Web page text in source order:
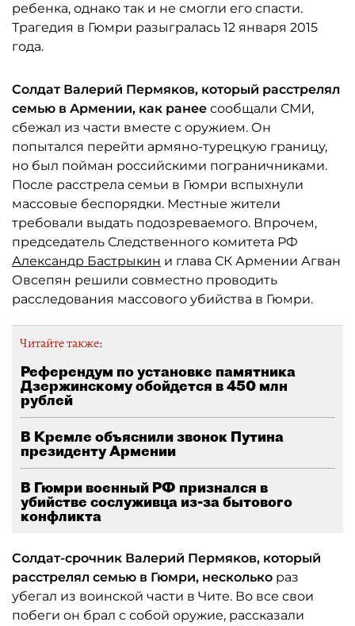
ребенка, однако так и не смогли его спасти.
Трагедия в Гюмри разыгралась 12 января 2015
года.
Солдат Валерий Пермяков, который расстрелял
семью в Армении, как ранее сообщали СМИ,
сбежал из части вместе с оружием. Он
попытался перейти армяно-турецкую границу,
но был пойман российскими пограничниками.
После расстрела семьи в Гюмри вспыхнули
массовые беспорядки. Местные жители
требовали выдать подозреваемого. Впрочем,
председатель Следственного комитета РФ
Александр Бастрыкин и глава СК Армении Агван
Овсепян решили совместно проводить
расследования массового убийства в Гюмри.
Читайте также:
Референдум по установке памятника
Дзержинскому обойдется в 450 млн
рублей
В Кремле объяснили звонок Путина
президенту Армении
В Гюмри военный РФ признался в
убийстве сослуживца из-за бытового
конфликта
Солдат-срочник Валерий Пермяков, который
расстрелял семью в Гюмри, несколько раз
убегал из воинской части в Чите. Во все свои
побеги он брал с собой оружие, рассказали